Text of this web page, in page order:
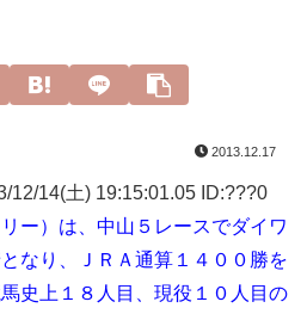
2013.12.17
12/14(土) 19:15:01.05 ID:???0
ー）は、中山５レースでダイワ
なり、ＪＲＡ通算１４００勝を
史上１８人目、現役１０人目の